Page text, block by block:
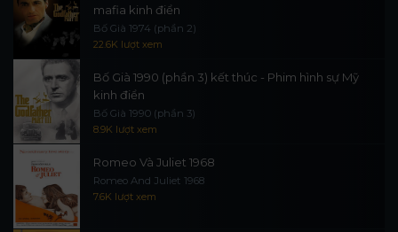
mafia kinh điển
Bố Già 1974 (phần 2)
22.6K lượt xem
Bố Già 1990 (phần 3) kết thúc - Phim hình sự Mỹ
kinh điển
Bố Già 1990 (phần 3)
8.9K lượt xem
Romeo Và Juliet 1968
Romeo And Juliet 1968
7.6K lượt xem